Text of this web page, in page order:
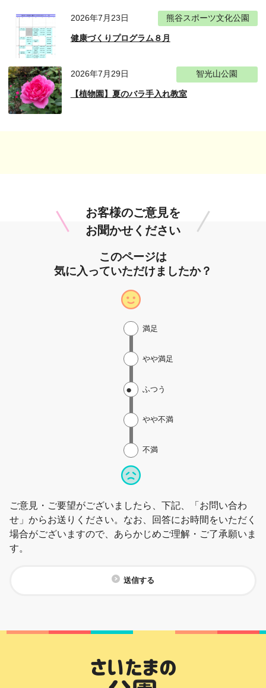
2026年7月23日 熊谷スポーツ文化公園
健康づくりプログラム８月
2026年7月29日 智光山公園
【植物園】夏のバラ手入れ教室
お客様のご意見を
お聞かせください
このページは
気に入っていただけましたか？
不満
やや不満
ふつう
やや満足
満足
ご意見・ご要望がございましたら、下記、「お問い合わ
せ」からお送りください。なお、回答にお時間をいただく
場合がございますので、あらかじめご理解・ご了承願いま
す。
送信する